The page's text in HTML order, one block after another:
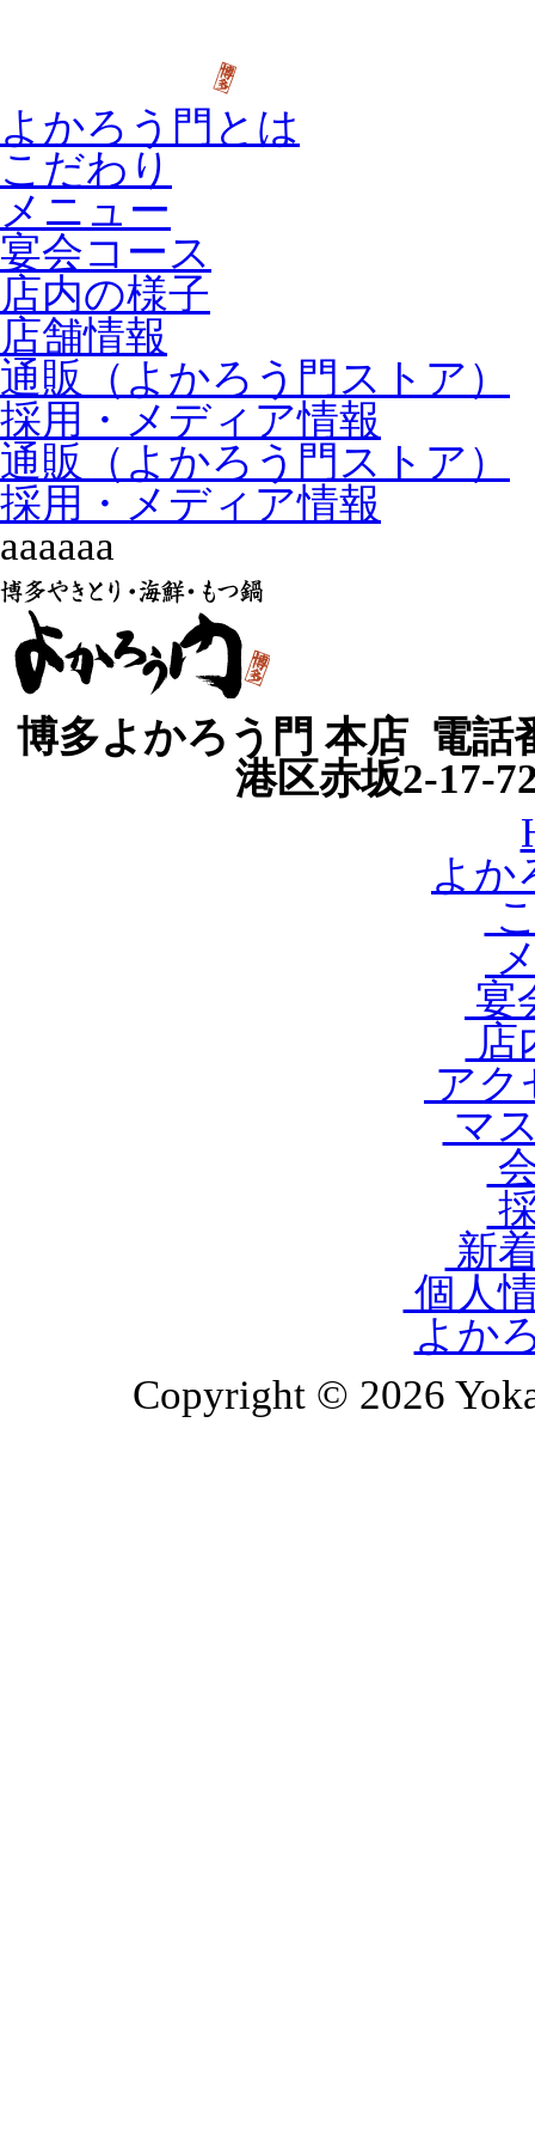
よかろう門とは
こだわり
メニュー
宴会コース
店内の様子
店舗情報
通販（よかろう門ストア）
採用・メディア情報
通販（よかろう門ストア）
採用・メディア情報
aaaaaa
博多よかろう門 本店 電話
港区赤坂2-17-
よか
宴
店
ア
マ
新
個人
よか
Copyright © 2026